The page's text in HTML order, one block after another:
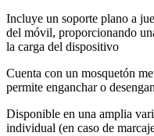
Incluye un soporte plano a
del móvil, proporcionando
la carga del dispositivo
Cuenta con un mosquetón
permite enganchar o
Disponible en una amplia
individual (en caso de